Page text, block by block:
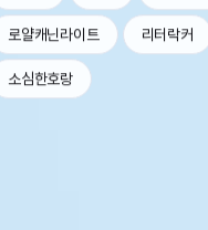
로얄캐닌라이트 리터락커
소심한호랑